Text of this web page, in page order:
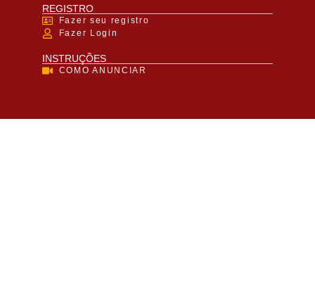
REGISTRO
Fazer seu registro
Fazer Login
INSTRUÇÕES
COMO ANUNCIAR